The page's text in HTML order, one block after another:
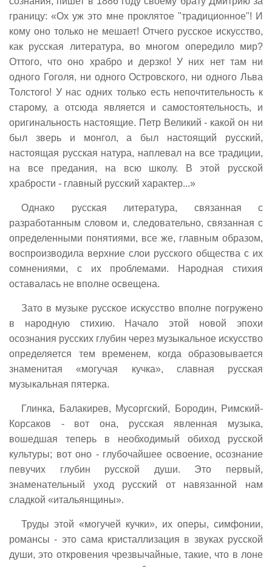
границу: «Ох уж это мне проклятое "традиционное"! И
кому оно только не мешает! Отчего русское искусство,
как русская литература, во многом опередило мир?
Оттого, что оно храбро и дерзко! У них нет там ни
одного Гоголя, ни одного Островского, ни одного Льва
Толстого! У нас одних только есть непочтительность к
старому, а отсюда является и самостоятельность, и
оригинальность настоящие. Петр Великий - какой он ни
был зверь и монгол, а был настоящий русский,
настоящая русская натура, наплевал на все традиции,
на все предания, на всю школу. В этой русской
храбрости - главный русский характер...»
Однако русская литература, связанная с
разработанным словом и, следовательно, связанная с
определенными понятиями, все же, главным образом,
воспроизводила верхние слои русского общества с их
сомнениями, с их проблемами. Народная стихия
оставалась не вполне освещена.
Зато в музыке русское искусство вполне погружено
в народную стихию. Начало этой новой эпохи
осознания русских глубин через музыкальное искусство
определяется тем временем, когда образовывается
знаменитая «могучая кучка», славная русская
музыкальная пятерка.
Глинка, Балакирев, Мусоргский, Бородин, Римский-
Корсаков - вот она, русская явленная музыка,
вошедшая теперь в необходимый обиход русской
культуры; вот оно - глубочайшее освоение, осознание
певучих глубин русской души. Это первый,
знаменательный уход русский от навязанной нам
сладкой «итальянщины».
Труды этой «могучей кучки», их оперы, симфонии,
романсы - это сама кристаллизация в звуках русской
души, это откровения чрезвычайные, такие, что в лоне